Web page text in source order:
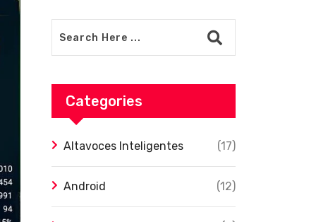
Categories
Altavoces Inteligentes (17)
Android (12)